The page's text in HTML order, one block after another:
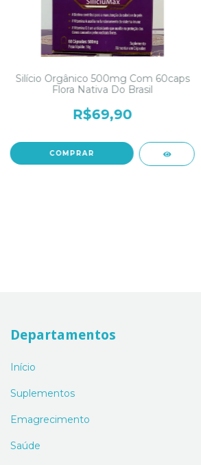
Silício Orgânico 500mg Com 60caps
Flora Nativa Do Brasil
R$69,90
Departamentos
Início
Suplementos
Emagrecimento
Saúde